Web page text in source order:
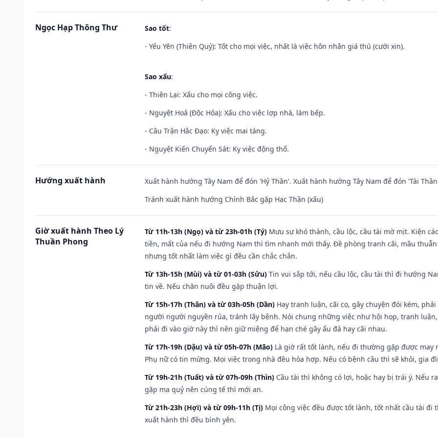
Ngọc Hạp Thông Thư Sao tốt:
- Yếu Yên (Thiên Quý): Tốt cho mọi việc, nhất là việc hôn nhân giá thú (cưới xin).
Sao xấu:
- Thiên Lại: Xấu cho mọi công việc.
- Nguyệt Hoả (Độc Hỏa): Xấu cho việc lợp nhà, làm bếp.
- Câu Trận Hắc Đạo: Kỵ việc mai táng.
- Nguyệt Kiến Chuyển Sát: Kỵ việc động thổ.
Hướng xuất hành
Xuất hành hướng Tây Nam để đón 'Hỷ Thần'. Xuất hành hướng Tây Nam để đón 'Tài
Tránh xuất hành hướng Chính Bắc gặp Hạc Thần (xấu)
Giờ xuất hành Theo Lý
Thuần Phong
Từ 11h-13h (Ngọ) và từ 23h-01h (Tý) Mưu sự khó thành, cầu lộc, cầu tài mờ mịt. Kiện
tiền, mất của nếu đi hướng Nam thì tìm nhanh mới thấy. Đề phòng tranh cãi, mâu
nhưng tốt nhất làm việc gì đều cần chắc chắn.
Từ 13h-15h (Mùi) và từ 01-03h (Sửu) Tin vui sắp tới, nếu cầu lộc, cầu tài thì đi hướng
tin về. Nếu chăn nuôi đều gặp thuận lợi.
Từ 15h-17h (Thân) và từ 03h-05h (Dần) Hay tranh luận, cãi cọ, gây chuyện đói kém,
người người nguyền rủa, tránh lây bệnh. Nói chung những việc như hội họp, tranh
phải đi vào giờ này thì nên giữ miệng để hạn ché gây ẩu đả hay cãi nhau.
Từ 17h-19h (Dậu) và từ 05h-07h (Mão) Là giờ rất tốt lành, nếu đi thường gặp được may
Phụ nữ có tin mừng. Mọi việc trong nhà đều hòa hợp. Nếu có bệnh cầu thì sẽ khỏi, gia
Từ 19h-21h (Tuất) và từ 07h-09h (Thìn) Cầu tài thì không có lợi, hoặc hay bị trái ý. Nếu
gặp ma quỷ nên cúng tế thì mới an.
Từ 21h-23h (Hợi) và từ 09h-11h (Tị) Mọi công việc đều được tốt lành, tốt nhất cầu tài đi
xuất hành thì đều bình yên.